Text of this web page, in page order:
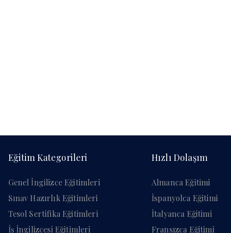
Eğitim Kategorileri
Genel İngilizce Eğitimleri
Sınav Hazırlık Eğitimleri
Tesol Sertifika Eğitimleri
İş İngilizcesi Eğitimleri
Hızlı Dolaşım
Almanca Eğitimi
İspanyolca Eğitimi
İtalyanca Eğitimi
Fransızca Eğitimi